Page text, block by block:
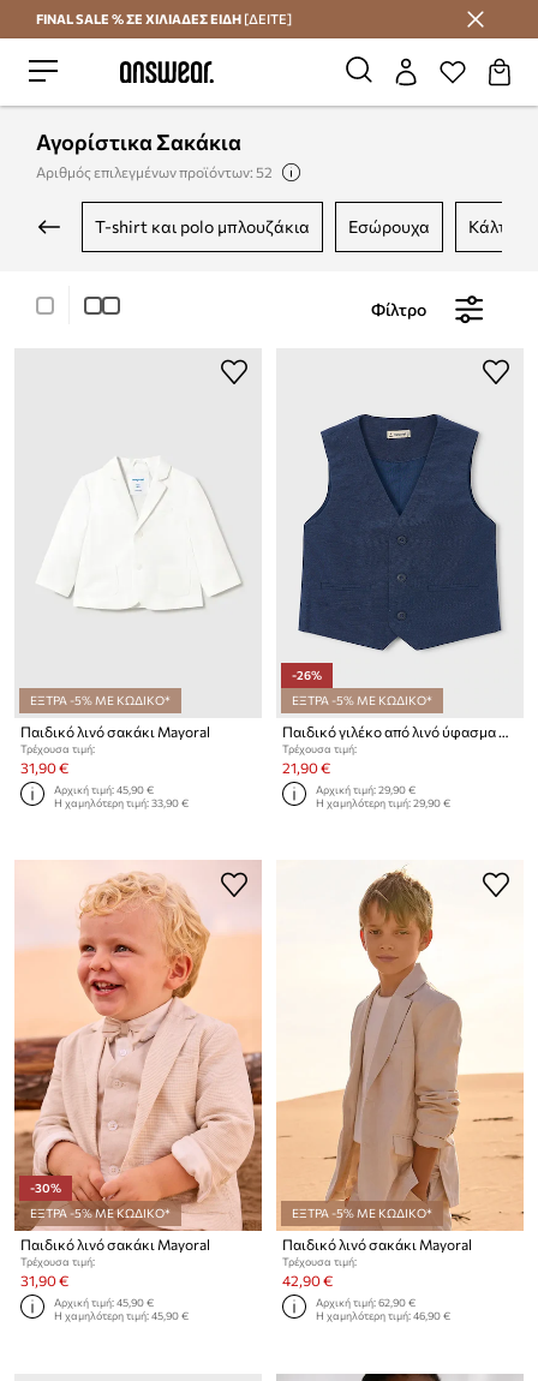
Εξοικονομήστε με το Answear Club
FINAL SALE % ΣΕ ΧΙΛΙΑΔΕΣ ΕΙΔΗ [ΔΕΙΤΕ]
Αγορίστικα Σακάκια
Αριθμός επιλεγμένων προϊόντων: 52
t-shirt και polo μπλουζάκια εσώρουχα κάλτσες
Φίλτρο
ΕΞΤΡΑ -5% ΜΕ ΚΩΔΙΚΟ*
Παιδικό λινό σακάκι Mayoral
Τρέχουσα τιμή:
31,90 €
Αρχική τιμή:45,90 €
Η χαμηλότερη τιμή:33,90 €
-26%
ΕΞΤΡΑ -5% ΜΕ ΚΩΔΙΚΟ*
Παιδικό γιλέκο από λινό ύφασμα Mayoral
Τρέχουσα τιμή:
21,90 €
Αρχική τιμή:29,90 €
Η χαμηλότερη τιμή:29,90 €
-30%
ΕΞΤΡΑ -5% ΜΕ ΚΩΔΙΚΟ*
Παιδικό λινό σακάκι Mayoral
Τρέχουσα τιμή:
31,90 €
Αρχική τιμή:45,90 €
Η χαμηλότερη τιμή:45,90 €
ΕΞΤΡΑ -5% ΜΕ ΚΩΔΙΚΟ*
Παιδικό λινό σακάκι Mayoral
Τρέχουσα τιμή:
42,90 €
Αρχική τιμή:62,90 €
Η χαμηλότερη τιμή:46,90 €